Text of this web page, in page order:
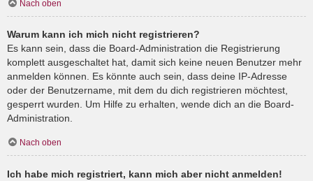
Nach oben
Warum kann ich mich nicht registrieren?
Es kann sein, dass die Board-Administration die Registrierung
komplett ausgeschaltet hat, damit sich keine neuen Benutzer mehr
anmelden können. Es könnte auch sein, dass deine IP-Adresse
oder der Benutzername, mit dem du dich registrieren möchtest,
gesperrt wurden. Um Hilfe zu erhalten, wende dich an die Board-
Administration.
Nach oben
Ich habe mich registriert, kann mich aber nicht anmelden!